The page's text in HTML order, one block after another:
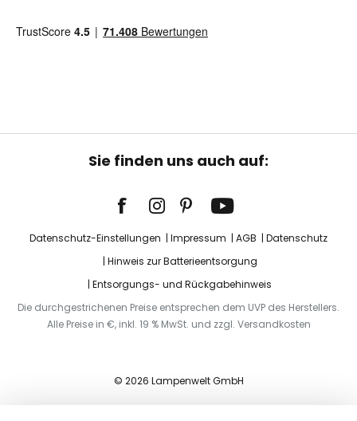
Sie finden uns auch auf:
Datenschutz-Einstellungen Impressum AGB
Datenschutz
Hinweis zur Batterieentsorgung
Entsorgungs- und Rückgabehinweis
Die durchgestrichenen Preise entsprechen dem UVP des Herstellers.
Alle Preise in €, inkl. 19 % MwSt. und zzgl. Versandkosten
© 2026 Lampenwelt GmbH